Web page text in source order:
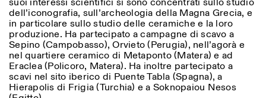
suoi interessi scientifici si sono concentrati sullo studio
dell’iconografia, sull’archeologia della Magna Grecia, e
in particolare sullo studio delle ceramiche e la loro
produzione. Ha partecipato a campagne di scavo a
Sepino (Campobasso), Orvieto (Perugia), nell’agorà e
nel quartiere ceramico di Metaponto (Matera) e ad
Eraclea (Policoro, Matera). Ha inoltre partecipato a
scavi nel sito iberico di Puente Tabla (Spagna), a
Hierapolis di Frigia (Turchia) e a Soknopaiou Nesos